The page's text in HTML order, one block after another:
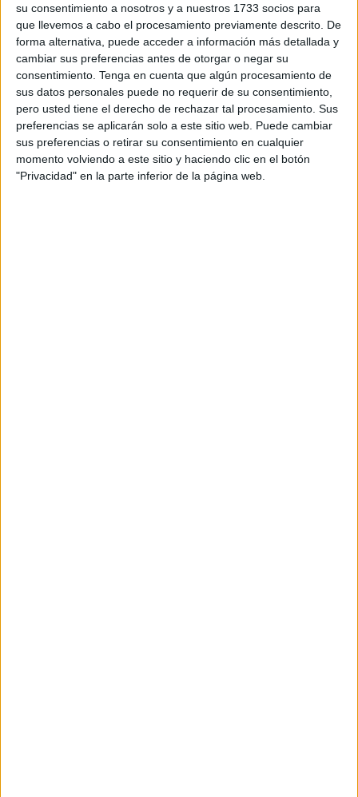
su consentimiento a nosotros y a nuestros 1733 socios para
que llevemos a cabo el procesamiento previamente descrito. De
forma alternativa, puede acceder a información más detallada y
cambiar sus preferencias antes de otorgar o negar su
consentimiento. Tenga en cuenta que algún procesamiento de
sus datos personales puede no requerir de su consentimiento,
pero usted tiene el derecho de rechazar tal procesamiento. Sus
preferencias se aplicarán solo a este sitio web. Puede cambiar
sus preferencias o retirar su consentimiento en cualquier
momento volviendo a este sitio y haciendo clic en el botón
"Privacidad" en la parte inferior de la página web.